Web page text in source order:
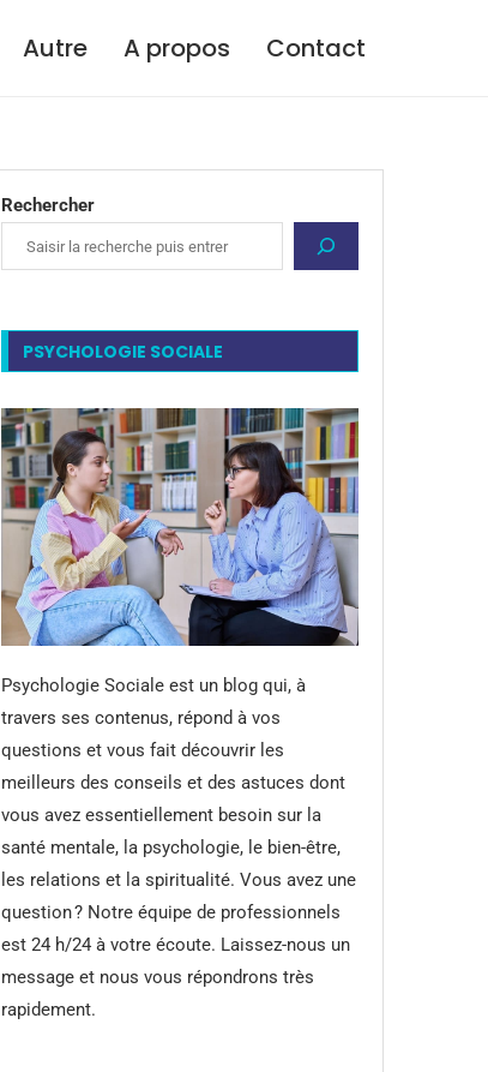
Autre A propos Contact
Rechercher
PSYCHOLOGIE SOCIALE
Psychologie Sociale est un blog qui, à
travers ses contenus, répond à vos
questions et vous fait découvrir les
meilleurs des conseils et des astuces dont
vous avez essentiellement besoin sur la
santé mentale, la psychologie, le bien-être,
les relations et la spiritualité. Vous avez une
question ? Notre équipe de professionnels
est 24 h/24 à votre écoute. Laissez-nous un
message et nous vous répondrons très
rapidement.